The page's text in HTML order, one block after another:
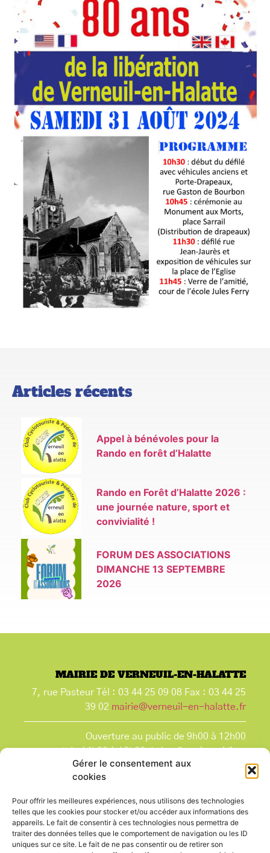
Gérer le consentement aux
cookies
Pour offrir les meilleures expériences, nous utilisons des technologies
telles que les cookies pour stocker et/ou accéder aux informations des
appareils. Le fait de consentir à ces technologies nous permettra de
traiter des données telles que le comportement de navigation ou les ID
uniques sur ce site. Le fait de ne pas consentir ou de retirer son
Articles récents
Appel à bénévoles pour la
Rando en forêt d’Halatte
Rando en Forêt d’Halatte 2026 :
une journée nature, sport et
convivialité !
FORUM DES ASSOCIATIONS
DIMANCHE 13 SEPTEMBRE
2026
MAIRIE DE VERNEUIL-EN-HALATTE
7, rue Pasteur Tél : 03 44 25 09 08 Fax : 03 44 25
39 02 mairie@verneuil-en-halatte.fr
Ouverture au public de 9h00 à 12h00
et de 14h00 à 18h00 du lundi après-midi au
vendredi,
et le samedi de 9h00 à 12h00.
que les jours fériés.